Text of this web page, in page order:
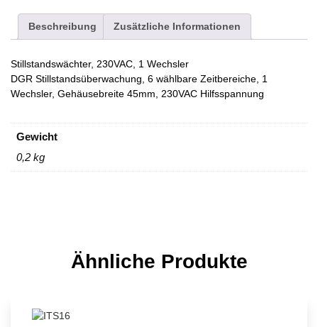
Beschreibung Zusätzliche Informationen
Stillstandswächter, 230VAC, 1 Wechsler
DGR Stillstandsüberwachung, 6 wählbare Zeitbereiche, 1
Wechsler, Gehäusebreite 45mm, 230VAC Hilfsspannung
Gewicht
0,2 kg
Ähnliche Produkte